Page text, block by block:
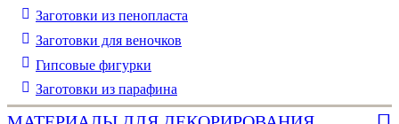
Заготовки из пенопласта
Заготовки для веночков
Гипсовые фигурки
Заготовки из парафина